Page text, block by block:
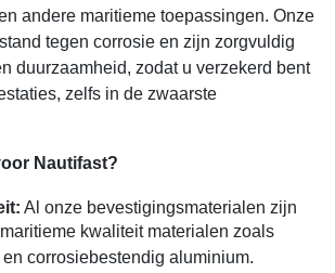
andere maritieme toepassingen. Onze
tegen corrosie en zijn zorgvuldig
duurzaamheid, zodat u verzekerd bent
zelfs in de zwaarste
Nautifast?
Al onze bevestigingsmaterialen zijn
kwaliteit materialen zoals
corrosiebestendig aluminium.